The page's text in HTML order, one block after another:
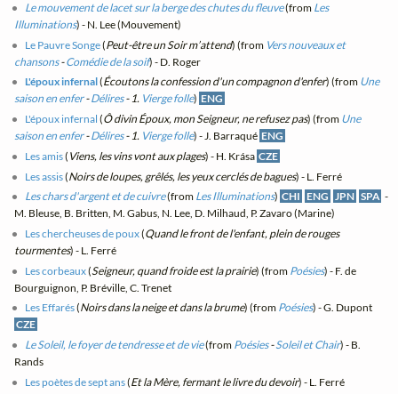
Le mouvement de lacet sur la berge des chutes du fleuve(from Les
Illuminations) - N. Lee (Mouvement)
Le Pauvre Songe(Peut-être un Soir m’attend) (from Vers nouveaux et
chansons-Comédie de la soif) - D. Roger
L'époux infernal(Écoutons la confession d'un compagnon d'enfer) (from Une
saison en enfer-Délires- 1. Vierge folle) ENG
L'époux infernal (Ô divin Époux, mon Seigneur, ne refusez pas) (from Une
saison en enfer-Délires- 1. Vierge folle) - J. Barraqué ENG
Les amis( Viens, les vins vont aux plages) - H. Krása CZE
Les assis(Noirs de loupes, grêlés, les yeux cerclés de bagues) - L. Ferré
Les chars d'argent et de cuivre(from Les Illuminations) CHI ENG JPN SPA -
M. Bleuse, B. Britten, M. Gabus, N. Lee, D. Milhaud, P. Zavaro (Marine)
Les chercheuses de poux(Quand le front de l'enfant, plein de rouges
tourmentes) - L. Ferré
Les corbeaux(Seigneur, quand froide est la prairie) (from Poésies) - F. de
Bourguignon, P. Bréville, C. Trenet
Les Effarés(Noirs dans la neige et dans la brume) (from Poésies) - G. Dupont
CZE
Le Soleil, le foyer de tendresse et de vie(from Poésies-Soleil et Chair) - B.
Rands
Les poètes de sept ans(Et la Mère, fermant le livre du devoir) - L. Ferré